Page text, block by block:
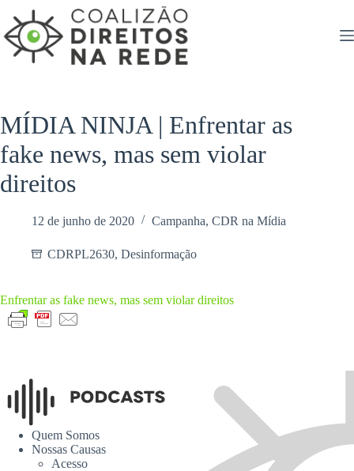
para
o
conteúdo
MÍDIA NINJA | Enfrentar as
fake news, mas sem violar
direitos
12 de junho de 2020 Campanha, CDR na Mídia
CDRPL2630, Desinformação
Enfrentar as fake news, mas sem violar direitos
Quem Somos
Nossas Causas
Acesso